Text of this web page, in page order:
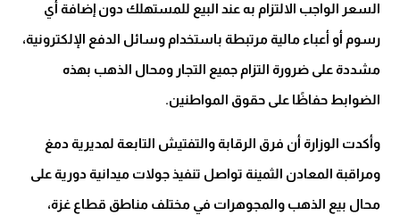
السعر الواجب الالتزام به عند البيع للمستهلك دون إضافة أي
رسوم أو أعباء مالية مرتبطة باستخدام وسائل الدفع الإلكترونية،
مشددة على ضرورة التزام جميع التجار ومحال الذهب بهذه
الضوابط حفاظًا على حقوق المواطنين.
وأكدت الوزارة أن فرق الرقابة والتفتيش التابعة لمديرية دمغ
ومراقبة المعادن الثمينة تواصل تنفيذ جولات ميدانية دورية على
محال بيع الذهب والمجوهرات في مختلف مناطق قطاع غزة،